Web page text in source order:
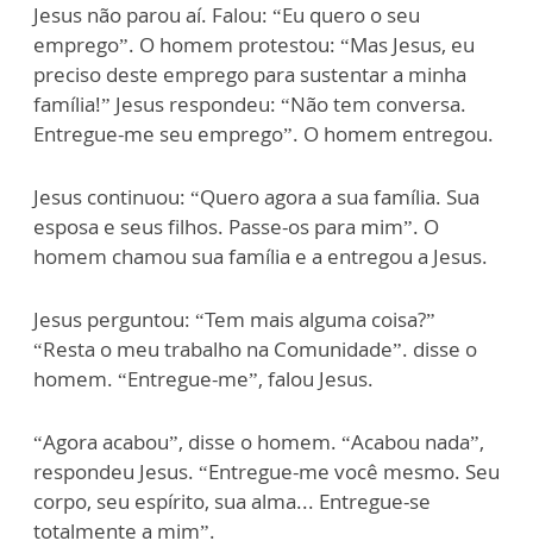
Jesus não parou aí. Falou: “Eu quero o seu
emprego”. O homem protestou: “Mas Jesus, eu
preciso deste emprego para sustentar a minha
família!” Jesus respondeu: “Não tem conversa.
Entregue-me seu emprego”. O homem entregou.
Jesus continuou: “Quero agora a sua família. Sua
esposa e seus filhos. Passe-os para mim”. O
homem chamou sua família e a entregou a Jesus.
Jesus perguntou: “Tem mais alguma coisa?”
“Resta o meu trabalho na Comunidade”. disse o
homem. “Entregue-me”, falou Jesus.
“Agora acabou”, disse o homem. “Acabou nada”,
respondeu Jesus. “Entregue-me você mesmo. Seu
corpo, seu espírito, sua alma... Entregue-se
totalmente a mim”.